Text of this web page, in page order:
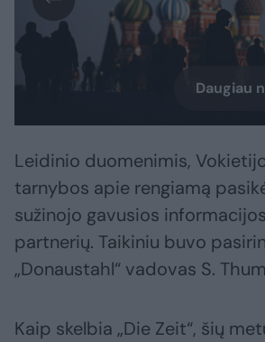
Daugiau
Leidinio duomenimis,
tarnybos apie rengiamą
sužinojo gavusios
partnerių. Taikiniu buvo
„Donaustahl“ vadovas S.
Kaip skelbia „Die Zeit“, šių